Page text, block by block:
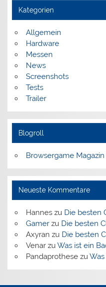
Kategorien
Allgemein
Hardware
Messen
News
Screenshots
Tests
Trailer
Blogroll
Browsergame Magazin
Neueste Kommentare
Hanneszu Die besten
Gamerzu Die besten
Axyran zu Die besten
Venarzu Was ist ein
Pandaprothesezu